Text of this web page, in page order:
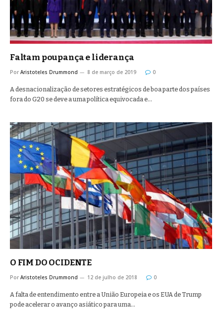
Faltam poupança e liderança
Por Aristoteles Drummond 8 de março de 2019 0
A desnacionalização de setores estratégicos de boa parte dos países
fora do G20 se deve a uma política equivocada e…
O FIM DO OCIDENTE
Por Aristoteles Drummond 12 de julho de 2018 0
A falta de entendimento entre a União Europeia e os EUA de Trump
pode acelerar o avanço asiático para uma…